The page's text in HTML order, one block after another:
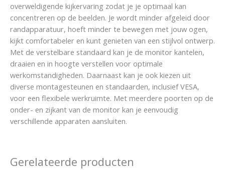
overweldigende kijkervaring zodat je je optimaal kan
concentreren op de beelden. Je wordt minder afgeleid door
randapparatuur, hoeft minder te bewegen met jouw ogen,
kijkt comfortabeler en kunt genieten van een stijlvol ontwerp.
Met de verstelbare standaard kan je de monitor kantelen,
draaien en in hoogte verstellen voor optimale
werkomstandigheden. Daarnaast kan je ook kiezen uit
diverse montagesteunen en standaarden, inclusief VESA,
voor een flexibele werkruimte. Met meerdere poorten op de
onder- en zijkant van de monitor kan je eenvoudig
verschillende apparaten aansluiten.
Gerelateerde producten